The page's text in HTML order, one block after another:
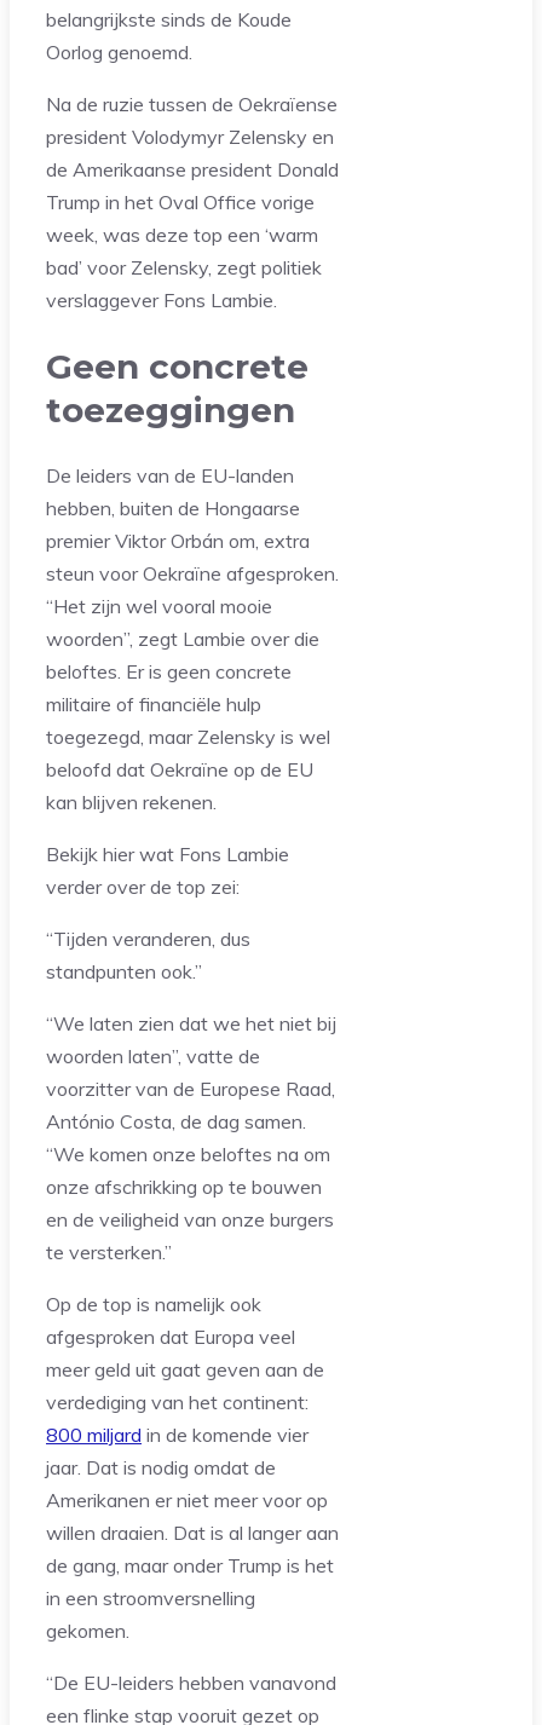
belangrijkste sinds de Koude
Oorlog genoemd.
Na de ruzie tussen de Oekraïense
president Volodymyr Zelensky en
de Amerikaanse president Donald
Trump in het Oval Office vorige
week, was deze top een ‘warm
bad’ voor Zelensky, zegt politiek
verslaggever Fons Lambie.
Geen concrete
toezeggingen
De leiders van de EU-landen
hebben, buiten de Hongaarse
premier Viktor Orbán om, extra
steun voor Oekraïne afgesproken.
“Het zijn wel vooral mooie
woorden”, zegt Lambie over die
beloftes. Er is geen concrete
militaire of financiële hulp
toegezegd, maar Zelensky is wel
beloofd dat Oekraïne op de EU
kan blijven rekenen.
Bekijk hier wat Fons Lambie
verder over de top zei:
“Tijden veranderen, dus
standpunten ook.”
“We laten zien dat we het niet bij
woorden laten”, vatte de
voorzitter van de Europese Raad,
António Costa, de dag samen.
“We komen onze beloftes na om
onze afschrikking op te bouwen
en de veiligheid van onze burgers
te versterken.”
Op de top is namelijk ook
afgesproken dat Europa veel
meer geld uit gaat geven aan de
verdediging van het continent:
800 miljard in de komende vier
jaar. Dat is nodig omdat de
Amerikanen er niet meer voor op
willen draaien. Dat is al langer aan
de gang, maar onder Trump is het
in een stroomversnelling
gekomen.
“De EU-leiders hebben vanavond
een flinke stap vooruit gezet op